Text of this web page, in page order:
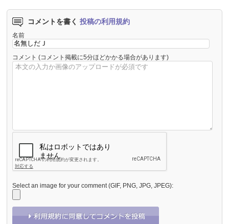
コメントを書く 投稿の利用規約
名前
コメント (コメント掲載に5分ほどかかる場合があります)
Select an image for your comment (GIF, PNG, JPG, JPEG):